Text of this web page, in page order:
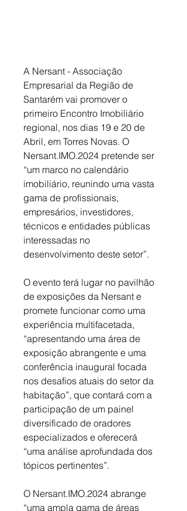
A Nersant - Associação
Empresarial da Região de
Santarém vai promover o
primeiro Encontro Imobiliário
regional, nos dias 19 e 20 de
Abril, em Torres Novas. O
Nersant.IMO.2024 pretende ser
“um marco no calendário
imobiliário, reunindo uma vasta
gama de profissionais,
empresários, investidores,
técnicos e entidades públicas
interessadas no
desenvolvimento deste setor”.
O evento terá lugar no pavilhão
de exposições da Nersant e
promete funcionar como uma
experiência multifacetada,
“apresentando uma área de
exposição abrangente e uma
conferência inaugural focada
nos desafios atuais do setor da
habitação”, que contará com a
participação de um painel
diversificado de oradores
especializados e oferecerá
“uma análise aprofundada dos
tópicos pertinentes”.
O Nersant.IMO.2024 abrange
“uma ampla gama de áreas